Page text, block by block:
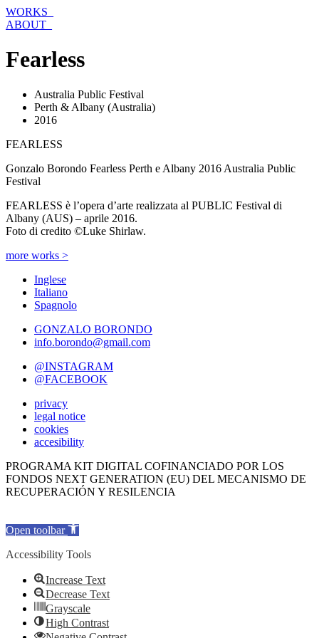
Vai
al
WORKS_
ABOUT_
Fearless
Australia Public Festival
Perth & Albany (Australia)
2016
FEARLESS
Gonzalo Borondo Fearless Perth e Albany 2016 Australia Public
Festival
FEARLESS è l’opera d’arte realizzata al PUBLIC Festival di
Albany (AUS) – aprile 2016.
Foto di credito ©Luke Shirlaw.
more works >
Inglese
Italiano
Spagnolo
GONZALO BORONDO
info.borondo@gmail.com
@INSTAGRAM
@FACEBOOK
privacy
legal notice
cookies
accesibility
PROGRAMA KIT DIGITAL COFINANCIADO POR LOS
FONDOS NEXT GENERATION (EU) DEL MECANISMO DE
RECUPERACIÓN Y RESILENCIA
Open toolbar
Accessibility Tools
Increase Text
Decrease Text
Grayscale
High Contrast